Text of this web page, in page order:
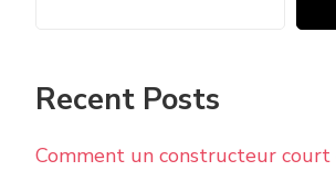
Recent Posts
Comment un constructeur court